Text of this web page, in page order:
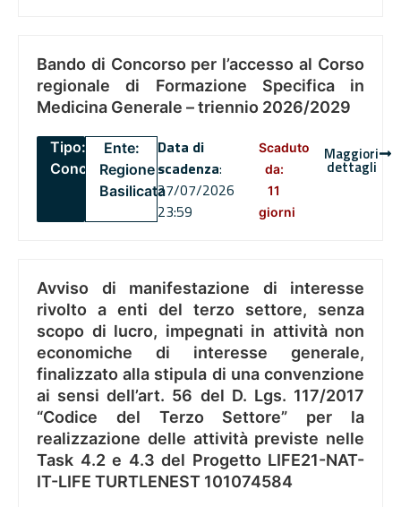
Bando di Concorso per l’accesso al Corso
regionale di Formazione Specifica in
Medicina Generale – triennio 2026/2029
Tipo:
Concorsi
Ente:
Regione
Basilicata
Data di
scadenza:
27/07/2026
23:59
Scaduto
da:
11
giorni
Maggiori
dettagli
Avviso di manifestazione di interesse
rivolto a enti del terzo settore, senza
scopo di lucro, impegnati in attività non
economiche di interesse generale,
finalizzato alla stipula di una convenzione
ai sensi dell’art. 56 del D. Lgs. 117/2017
“Codice del Terzo Settore” per la
realizzazione delle attività previste nelle
Task 4.2 e 4.3 del Progetto LIFE21-NAT-
IT-LIFE TURTLENEST 101074584